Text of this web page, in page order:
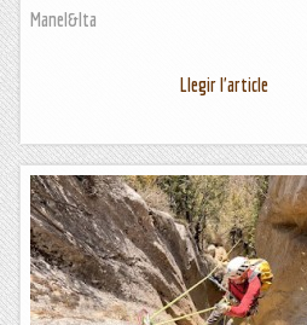
Manel&Ita
Llegir l'article